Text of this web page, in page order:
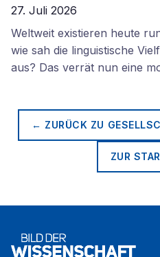
27. Juli 2026
Weltweit existieren heute
wie sah die linguistische
aus? Das verrät nun eine
← ZURÜCK ZU
ZUR